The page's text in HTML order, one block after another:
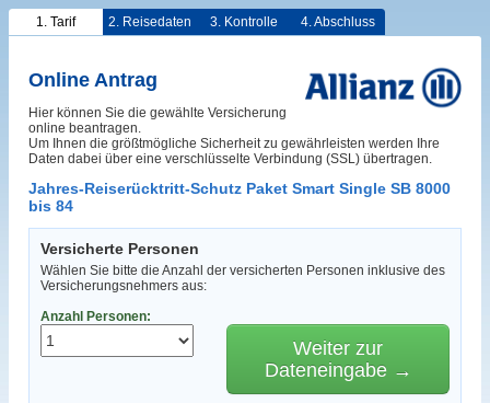
1. Tarif 2. Reisedaten 3. Kontrolle 4. Abschluss
Online Antrag
Hier können Sie die gewählte Versicherung
online beantragen.
Um Ihnen die größtmögliche Sicherheit zu gewährleisten werden Ihre
Daten dabei über eine verschlüsselte Verbindung (SSL) übertragen.
Jahres-Reiserücktritt-Schutz Paket Smart Single SB 8000
bis 84
Versicherte Personen
Wählen Sie bitte die Anzahl der versicherten Personen inklusive des
Versicherungsnehmers aus:
Anzahl Personen:
Weiter zur
Dateneingabe →